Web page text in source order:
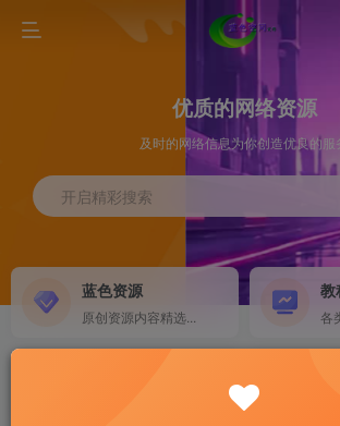
优质的网络资源
及时的网络信息为你创造优良的服
开启精彩搜索
蓝色资源
原创资源内容精选...
教